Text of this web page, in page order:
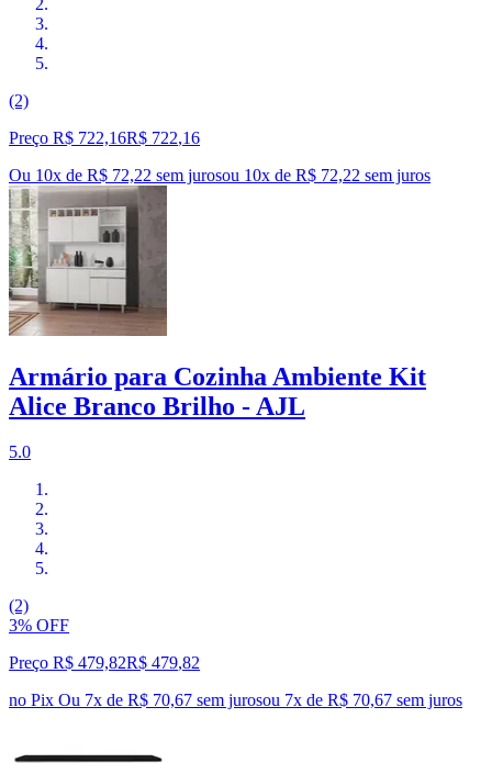
(2)
Preço R$ 722,16R$ 722,16
Ou 10x de R$ 72,22 sem jurosou 10x de R$ 72,22 sem juros
Armário para Cozinha Ambiente Kit
Alice Branco Brilho - AJL
5.0
(2)
3% OFF
Preço R$ 479,82R$ 479,82
no Pix Ou 7x de R$ 70,67 sem jurosou 7x de R$ 70,67 sem juros